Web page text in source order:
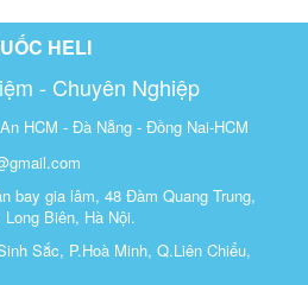
HELI
- Chuyên Nghiệp
HCM - Đà Nẵng - Đồng Nai-HCM
bay gia lâm, 48 Đàm Quang Trung,
Biên, Hà Nội.
Sắc, P.Hoà Minh, Q.Liên Chiểu,